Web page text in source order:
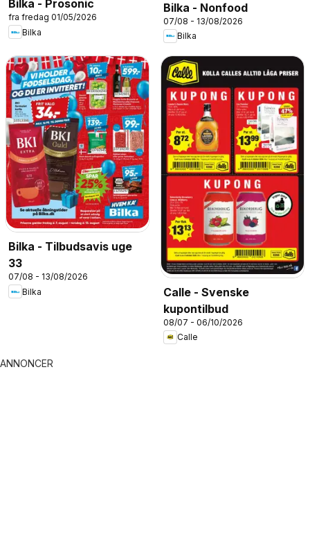
Bilka - Prosonic
fra fredag 01/05/2026
Bilka
Bilka - Nonfood
07/08 - 13/08/2026
Bilka
Bilka - Tilbudsavis uge
33
07/08 - 13/08/2026
Bilka
Calle - Svenske
kupontilbud
08/07 - 06/10/2026
Calle
ANNONCER